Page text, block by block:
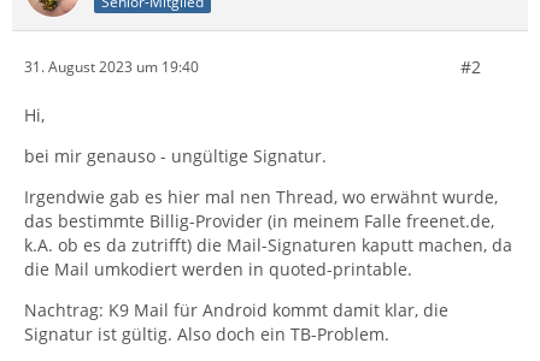
31. August 2023 um 19:40 #2
Hi,
bei mir genauso - ungültige Signatur.
Irgendwie gab es hier mal nen Thread, wo erwähnt wurde,
das bestimmte Billig-Provider (in meinem Falle freenet.de,
k.A. ob es da zutrifft) die Mail-Signaturen kaputt machen, da
die Mail umkodiert werden in quoted-printable.
Nachtrag: K9 Mail für Android kommt damit klar, die
Signatur ist gültig. Also doch ein TB-Problem.